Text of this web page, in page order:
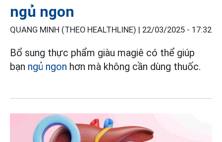
ngủ ngon
QUANG MINH (THEO HEALTHLINE) | 22/03/2025 - 17:32
Bổ sung thực phẩm giàu magiê có thể giúp
bạn ngủ ngon hơn mà không cần dùng thuốc.